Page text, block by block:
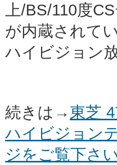
上/BS/110度
が内蔵されて
ハイビジョン
続きは→ 東芝
ハイビジョン
ジをご覧下さ